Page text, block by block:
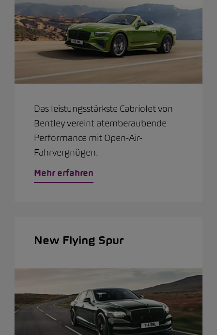
Das leistungsstärkste Cabriolet von
Bentley vereint atemberaubende
Performance mit Open-Air-
Fahrvergnügen.
Mehr erfahren
New Flying Spur